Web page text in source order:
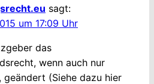
sagt:
um 17:09 Uhr
das
wenn auch nur
geändert (Siehe dazu hier